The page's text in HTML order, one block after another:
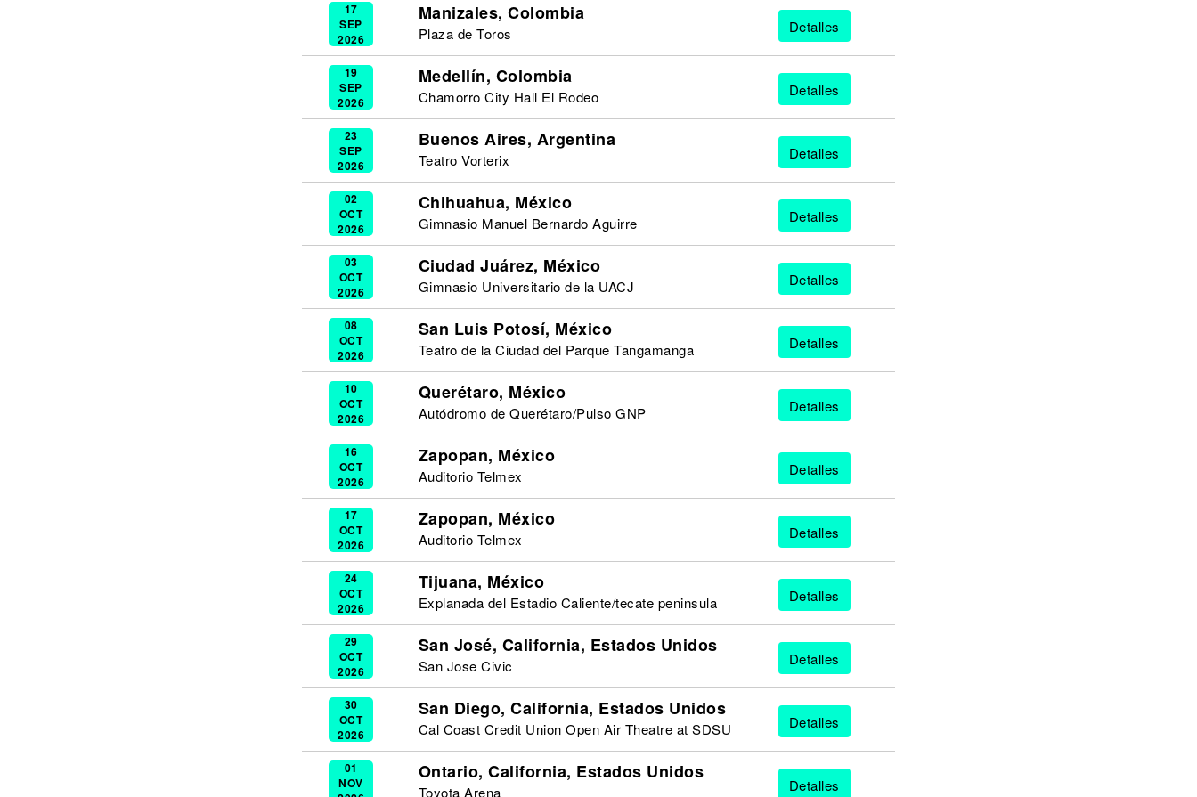
17
SEP
2026
Manizales, Colombia
Plaza de Toros Detalles
19
SEP
2026
Medellín, Colombia
Chamorro City Hall El Rodeo Detalles
23
SEP
2026
Buenos Aires, Argentina
Teatro Vorterix Detalles
02
OCT
2026
Chihuahua, México
Gimnasio Manuel Bernardo Aguirre Detalles
03
OCT
2026
Ciudad Juárez, México
Gimnasio Universitario de la UACJ Detalles
08
OCT
2026
San Luis Potosí, México
Teatro de la Ciudad del Parque Tangamanga Detalles
10
OCT
2026
Querétaro, México
Autódromo de Querétaro/Pulso GNP Detalles
16
OCT
2026
Zapopan, México
Auditorio Telmex Detalles
17
OCT
2026
Zapopan, México
Auditorio Telmex Detalles
24
OCT
2026
Tijuana, México
Explanada del Estadio Caliente/tecate peninsula Detalles
29
OCT
2026
San José, California, Estados Unidos
San Jose Civic Detalles
30
OCT
2026
San Diego, California, Estados Unidos
Cal Coast Credit Union Open Air Theatre at SDSU Detalles
01
NOV
Ontario, California, Estados Unidos
Toyota Arena Detalles